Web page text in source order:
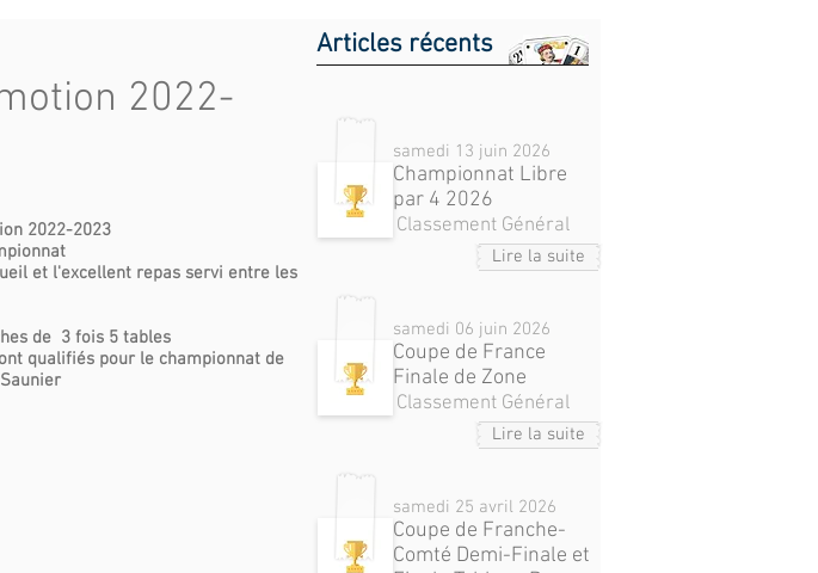
2022-
2022-2023
et l'excellent repas servi entre les
de 3 fois 5 tables
qualifiés pour le championnat de
Articles récents
samedi 13 juin 2026
Championnat Libre
par 4 2026
Classement Général
Lire la suite
samedi 06 juin 2026
Coupe de France
Finale de Zone
Classement Général
Lire la suite
samedi 25 avril 2026
Coupe de Franche-
Comté Demi-Finale et